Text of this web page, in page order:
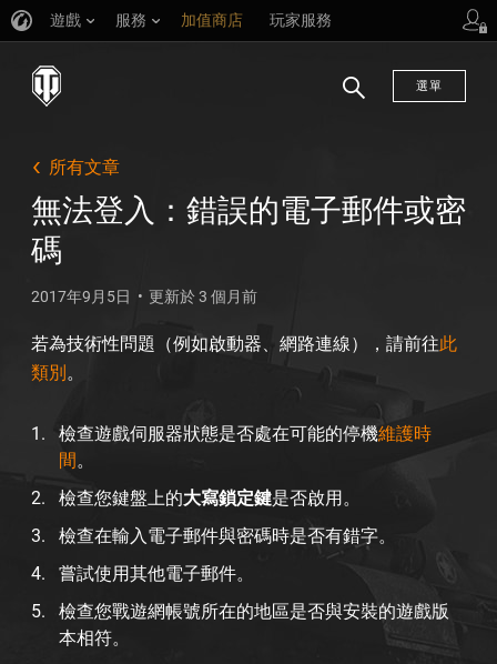
遊戲 服務 加值商店 玩家服務
選單
所有文章
無法登入：錯誤的電子郵件或密
碼
2017年9月5日 更新於 3 個月前
若為技術性問題（例如啟動器、網路連線），請前往此
類別。
檢查遊戲伺服器狀態是否處在可能的停機維護時
間。
檢查您鍵盤上的大寫鎖定鍵是否啟用。
檢查在輸入電子郵件與密碼時是否有錯字。
嘗試使用其他電子郵件。
檢查您戰遊網帳號所在的地區是否與安裝的遊戲版
本相符。